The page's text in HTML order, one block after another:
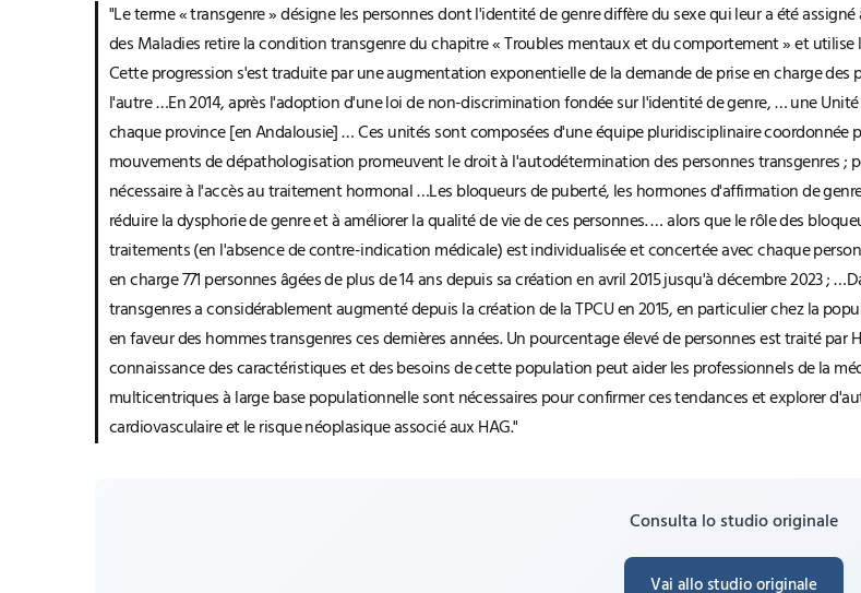
"Le terme « transgenre » désigne les personnes dont l'identité de genre diffère du sexe qui leur a été
des Maladies retire la condition transgenre du chapitre « Troubles mentaux et du comportement » et
Cette progression s'est traduite par une augmentation exponentielle de la demande de prise en charge
l'autre …En 2014, après l'adoption d'une loi de non-discrimination fondée sur l'identité de genre, … une Unité
chaque province [en Andalousie] … Ces unités sont composées d'une équipe pluridisciplinaire
mouvements de dépathologisation promeuvent le droit à l'autodétermination des personnes transgenres
nécessaire à l'accès au traitement hormonal …Les bloqueurs de puberté, les hormones d'affirmation de
réduire la dysphorie de genre et à améliorer la qualité de vie de ces personnes. … alors que le rôle des
traitements (en l'absence de contre-indication médicale) est individualisée et concertée avec chaque
en charge 771 personnes âgées de plus de 14 ans depuis sa création en avril 2015 jusqu'à décembre 2023 ;
transgenres a considérablement augmenté depuis la création de la TPCU en 2015, en particulier chez la
en faveur des hommes transgenres ces dernières années. Un pourcentage élevé de personnes est traité
connaissance des caractéristiques et des besoins de cette population peut aider les professionnels de la
multicentriques à large base populationnelle sont nécessaires pour confirmer ces tendances et explorer
cardiovasculaire et le risque néoplasique associé aux HAG."
Consulta lo studio originale
Vai allo studio originale